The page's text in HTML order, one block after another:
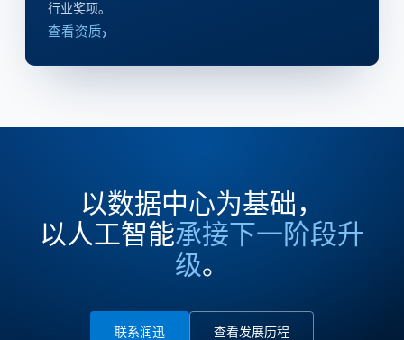
行业奖项。
查看资质
以数据中心为基础，
以人工智能承接下一阶段升
级。
联系润迅 查看发展历程